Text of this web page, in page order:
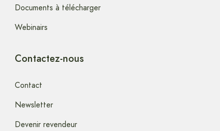
Documents à télécharger
Webinairs
Contactez-nous
Contact
Newsletter
Devenir revendeur